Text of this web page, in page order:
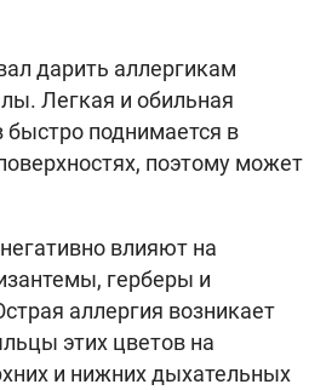
дарить аллергикам
Легкая и обильная
быстро поднимается в
поэтому может
влияют на
герберы и
аллергия возникает
этих цветов на
и нижних дыхательных